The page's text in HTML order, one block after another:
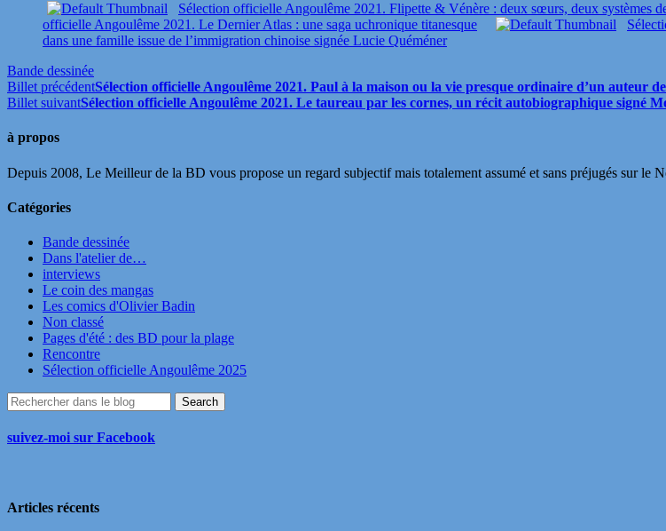
Sélection officielle Angoulême 2021. Flipette & Vénère : deux sœurs, deux systèmes
officielle Angoulême 2021. Le Dernier Atlas : une saga uchronique titanesque
dans une famille issue de l’immigration chinoise signée Lucie Quéméner
Bande dessinée
Billet précédentSélection officielle Angoulême 2021. Paul à la maison ou la vie presque ordinaire d’un auteur
Billet suivantSélection officielle Angoulême 2021. Le taureau par les cornes, un récit autobiographique signé
à propos
Depuis 2008, Le Meilleur de la BD vous propose un regard subjectif mais totalement assumé et sans préjugés sur le
Catégories
Bande dessinée
Dans l'atelier de…
interviews
Le coin des mangas
Les comics d'Olivier Badin
Non classé
Pages d'été : des BD pour la plage
Rencontre
Sélection officielle Angoulême 2025
suivez-moi sur Facebook
Articles récents